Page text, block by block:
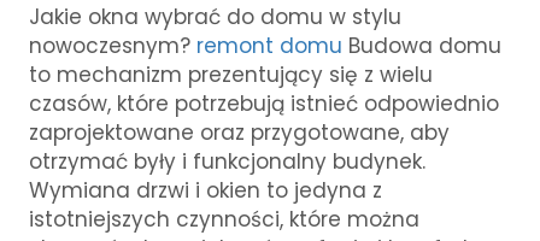
Jakie okna wybrać do domu w stylu
nowoczesnym? remont domu Budowa domu
to mechanizm prezentujący się z wielu
czasów, które potrzebują istnieć odpowiednio
zaprojektowane oraz przygotowane, aby
otrzymać były i funkcjonalny budynek.
Wymiana drzwi i okien to jedyna z
istotniejszych czynności, które można